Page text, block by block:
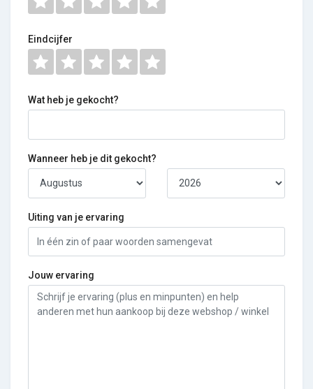
Eindcijfer
Wat heb je gekocht?
Wanneer heb je dit gekocht?
Uiting van je ervaring
Jouw ervaring